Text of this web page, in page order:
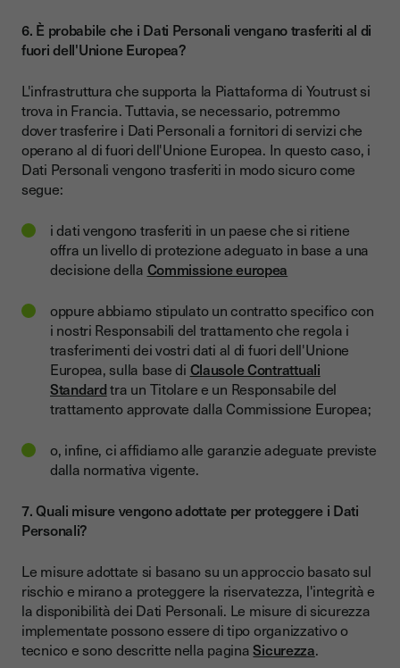
6. È probabile che i Dati Personali vengano trasferiti al di
fuori dell'Unione Europea?
L'infrastruttura che supporta la Piattaforma di Youtrust si
trova in Francia. Tuttavia, se necessario, potremmo
dover trasferire i Dati Personali a fornitori di servizi che
operano al di fuori dell'Unione Europea. In questo caso, i
Dati Personali vengono trasferiti in modo sicuro come
segue:
i dati vengono trasferiti in un paese che si ritiene
offra un livello di protezione adeguato in base a una
decisione della Commissione europea
oppure abbiamo stipulato un contratto specifico con
i nostri Responsabili del trattamento che regola i
trasferimenti dei vostri dati al di fuori dell'Unione
Europea, sulla base di Clausole Contrattuali
Standardtra un Titolare e un Responsabile del
trattamento approvate dalla Commissione Europea;
o, infine, ci affidiamo alle garanzie adeguate previste
dalla normativa vigente.
7. Quali misure vengono adottate per proteggere i Dati
Personali?
Le misure adottate si basano su un approccio basato sul
rischio e mirano a proteggere la riservatezza, l'integrità e
la disponibilità dei Dati Personali. Le misure di sicurezza
implementate possono essere di tipo organizzativo o
tecnico e sono descritte nella paginaSicurezza.